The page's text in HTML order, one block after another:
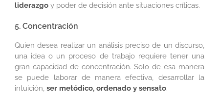
liderazgo y poder de decisión ante situaciones críticas.
5. Concentración
Quien desea realizar un análisis preciso de un discurso,
una idea o un proceso de trabajo requiere tener una
gran capacidad de concentración. Solo de esa manera
se puede laborar de manera efectiva, desarrollar la
intuición, ser metódico, ordenado y sensato.